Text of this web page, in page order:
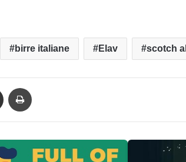
birre italiane Elav scotch
Condividi via mail